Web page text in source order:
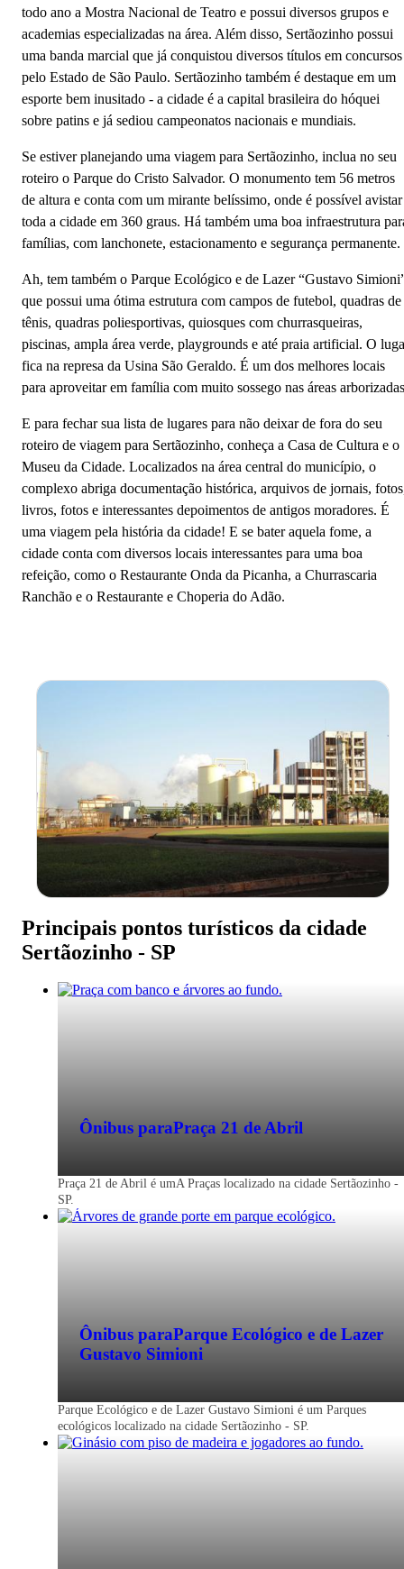
todo ano a Mostra Nacional de Teatro e possui diversos grupos e
academias especializadas na área. Além disso, Sertãozinho possui
uma banda marcial que já conquistou diversos títulos em concursos
pelo Estado de São Paulo. Sertãozinho também é destaque em um
esporte bem inusitado - a cidade é a capital brasileira do hóquei
sobre patins e já sediou campeonatos nacionais e mundiais.
Se estiver planejando uma viagem para Sertãozinho, inclua no seu
roteiro o Parque do Cristo Salvador. O monumento tem 56 metros
de altura e conta com um mirante belíssimo, onde é possível avistar
toda a cidade em 360 graus. Há também uma boa infraestrutura
famílias, com lanchonete, estacionamento e segurança permanente.
Ah, tem também o Parque Ecológico e de Lazer “Gustavo
que possui uma ótima estrutura com campos de futebol, quadras de
tênis, quadras poliesportivas, quiosques com churrasqueiras,
piscinas, ampla área verde, playgrounds e até praia artificial. O
fica na represa da Usina São Geraldo. É um dos melhores locais
para aproveitar em família com muito sossego nas áreas
E para fechar sua lista de lugares para não deixar de fora do seu
roteiro de viagem para Sertãozinho, conheça a Casa de Cultura e o
Museu da Cidade. Localizados na área central do município, o
complexo abriga documentação histórica, arquivos de jornais,
livros, fotos e interessantes depoimentos de antigos moradores. É
uma viagem pela história da cidade! E se bater aquela fome, a
cidade conta com diversos locais interessantes para uma boa
refeição, como o Restaurante Onda da Picanha, a Churrascaria
Ranchão e o Restaurante e Choperia do Adão.
Principais pontos turísticos da cidade
Sertãozinho - SP
Ônibus paraPraça 21 de Abril
Praça 21 de Abril é umA Praças localizado na cidade Sertãozinho -
SP.
Ônibus paraParque Ecológico e de Lazer
Gustavo Simioni
Parque Ecológico e de Lazer Gustavo Simioni é um Parques
ecológicos localizado na cidade Sertãozinho - SP.